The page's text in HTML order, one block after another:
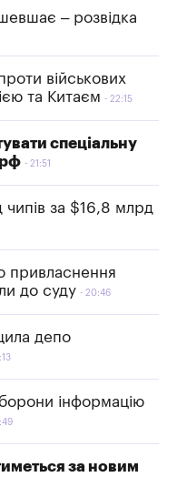
– розвідка
військових
та Китаєм
22:15
спеціальну
рф
21:51
чипів за $16,8 млрд
привласнення
до суду
20:46
депо
інформацію
за новим